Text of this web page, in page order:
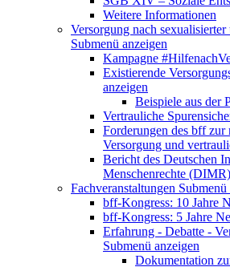
Weitere Informationen
Versorgung nach
Submenü anzeigen
Kampagne
Existierende
anzeigen
Beispiele aus der
Vertrauliche
Forderungen des bff zur
Versorgung und
Bericht des Deutschen
Menschenrechte (DIMR)
Fachveranstaltungen Submenü
bff-Kongress: 10 Jahre
bff-Kongress: 5 Jahre
Erfahrung - Debatte -
Submenü anzeigen
Dokumentation